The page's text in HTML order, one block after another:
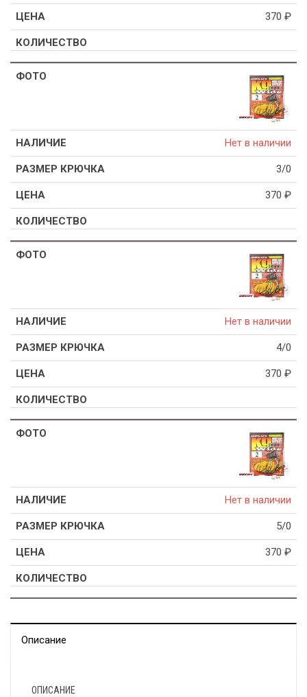
370 ₽
Нет в наличии
3/0
370 ₽
Нет в наличии
4/0
370 ₽
Нет в наличии
5/0
370 ₽
Описание
ОПИСАНИЕ